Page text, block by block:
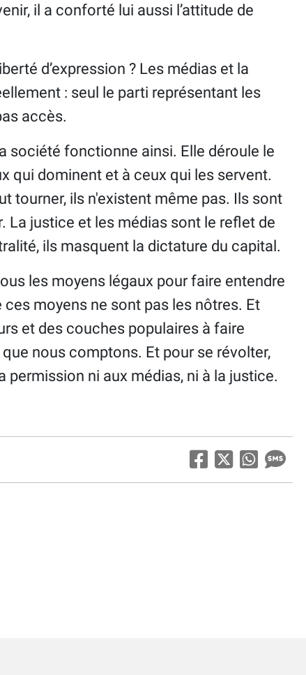
il a conforté lui aussi l’attitude de
d’expression ? Les médias et la
: seul le parti représentant les
accès.
société fonctionne ainsi. Elle déroule le
qui dominent et à ceux qui les servent.
tourner, ils n'existent même pas. Ils sont
La justice et les médias sont le reflet de
ils masquent la dictature du capital.
les moyens légaux pour faire entendre
moyens ne sont pas les nôtres. Et
et des couches populaires à faire
nous comptons. Et pour se révolter,
permission ni aux médias, ni à la justice.